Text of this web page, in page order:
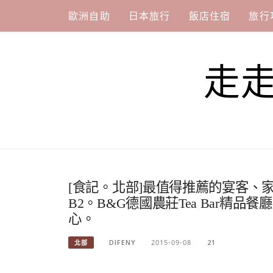
content
歐洲自助 日本旅行 飯店住宿 旅行
走
[食記。北部]最值得推薦的宴客、
B2。B&G德國農莊Tea Bar精品餐
心。
北部 DIFENY 2015-09-08 21